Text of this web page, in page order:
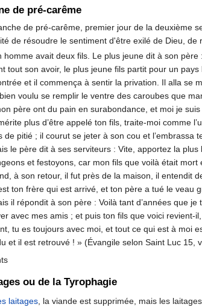
de pré-carême
de pré-carême, premier jour de la deuxième
de résoudre le sentiment d'être exilé de Dieu, de
homme avait deux fils. Le plus jeune dit à son
tout son avoir, le plus jeune fils partit pour un
et il commença à sentir la privation. Il alla se
voulu se remplir le ventre des caroubes que
père ont du pain en surabondance, et moi je
plus d’être appelé ton fils, traite-moi comme
de pitié ; il courut se jeter à son cou et
le père dit à ses serviteurs : Vite, apportez la
et festoyons, car mon fils que voilà était
à son retour, il fut près de la maison, il entendit
ton frère qui est arrivé, et ton père a tué le veau
il répondit à son père : Voilà tant d’années que
avec mes amis ; et puis ton fils que voici
tu es toujours avec moi, et tout ce qui est à moi
et il est retrouvé ! » (Évangile selon Saint Luc 15,
ou de la Tyrophagie
laitages, la viande est supprimée, mais les